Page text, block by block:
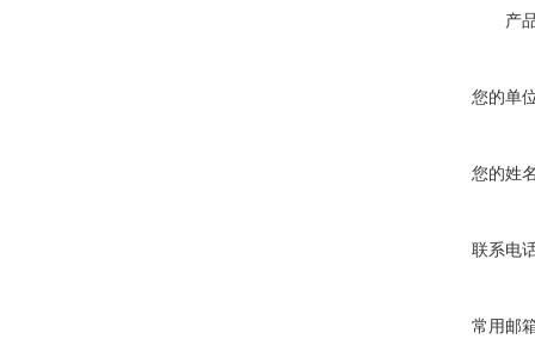
产
您的单
您的姓
联系电
常用邮